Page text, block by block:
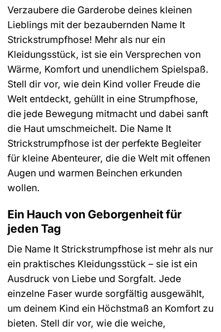
Verzaubere die Garderobe deines kleinen
Lieblings mit der bezaubernden Name It
Strickstrumpfhose! Mehr als nur ein
Kleidungsstück, ist sie ein Versprechen von
Wärme, Komfort und unendlichem Spielspaß.
Stell dir vor, wie dein Kind voller Freude die
Welt entdeckt, gehüllt in eine Strumpfhose,
die jede Bewegung mitmacht und dabei sanft
die Haut umschmeichelt. Die Name It
Strickstrumpfhose ist der perfekte Begleiter
für kleine Abenteurer, die die Welt mit offenen
Augen und warmen Beinchen erkunden
wollen.
Ein Hauch von Geborgenheit für
jeden Tag
Die Name It Strickstrumpfhose ist mehr als nur
ein praktisches Kleidungsstück – sie ist ein
Ausdruck von Liebe und Sorgfalt. Jede
einzelne Faser wurde sorgfältig ausgewählt,
um deinem Kind ein Höchstmaß an Komfort zu
bieten. Stell dir vor, wie die weiche,